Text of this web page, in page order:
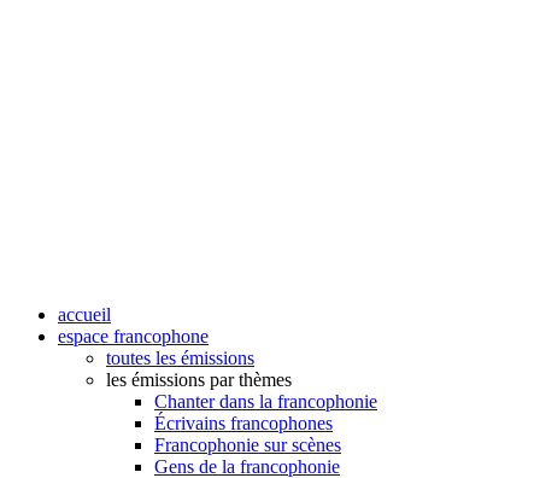
accueil
espace francophone
toutes les émissions
les émissions par thèmes
Chanter dans la francophonie
Écrivains francophones
Francophonie sur scènes
Gens de la francophonie